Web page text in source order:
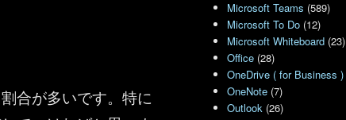
合が多いです。特に
Microsoft Teams (589)
Microsoft To Do (12)
Microsoft Whiteboard (23)
Office (28)
OneDrive ( for Business )
OneNote (7)
Outlook (26)